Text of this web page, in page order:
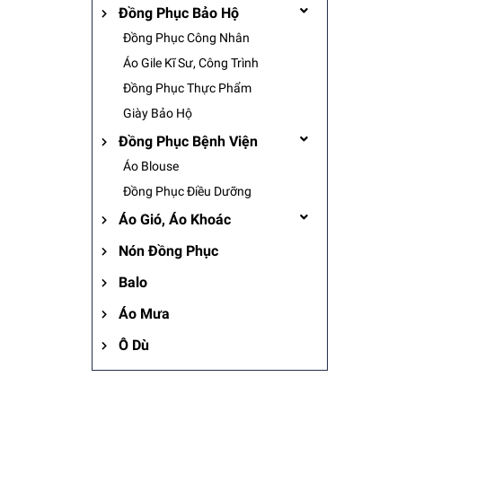
Đồng Phục Bảo Hộ
Đồng Phục Công Nhân
Áo Gile Kĩ Sư, Công Trình
Đồng Phục Thực Phẩm
Giày Bảo Hộ
Đồng Phục Bệnh Viện
Áo Blouse
Đồng Phục Điều Dưỡng
Áo Gió, Áo Khoác
Nón Đồng Phục
Balo
Áo Mưa
Ô Dù